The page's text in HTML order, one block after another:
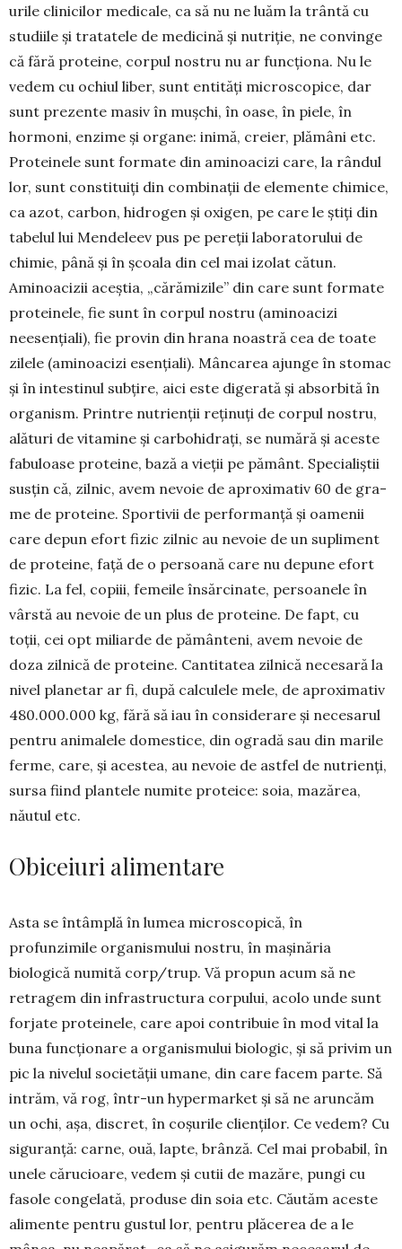
urile clinicilor medicale, ca să nu ne luăm la trântă cu
studiile și tratatele de medicină și nutriție, ne convinge
că fără proteine, corpul nostru nu ar funcționa. Nu le
vedem cu ochiul liber, sunt entități microscopice, dar
sunt prezente masiv în mușchi, în oase, în piele, în
hormoni, enzime și organe: inimă, creier, plămâni etc.
Proteinele sunt formate din aminoacizi care, la rândul
lor, sunt constituiți din combinații de elemente chimice,
ca azot, car­bon, hidrogen și oxigen, pe care le știți din
tabelul lui Mendeleev pus pe pereții laboratorului de
chimie, până și în școala din cel mai izolat cătun.
Aminoacizii aceștia, „cărămizile” din care sunt for­mate
proteinele, fie sunt în corpul nostru (ami­noacizi
neesențiali), fie provin din hrana noastră cea de toate
zilele (aminoacizi esențiali). Mâncarea ajunge în stomac
și în intestinul subțire, aici este digerată și absorbită în
organism. Prin­tre nutrienții reținuți de corpul nostru,
alături de vitamine și carbo­hidrați, se numără și aceste
fabuloase pro­teine, bază a vieții pe pământ. Spe­cialiștii
susțin că, zilnic, avem nevoie de aproximativ 60 de gra­
me de prote­ine. Sportivii de performanță și oa­menii
care depun efort fizic zilnic au nevoie de un supliment
de proteine, față de o persoană care nu depune efort
fizic. La fel, copiii, femeile în­sărci­nate, persoanele în
vârstă au ne­voie de un plus de proteine. De fapt, cu
toții, cei opt miliarde de pă­mân­teni, avem nevoie de
doza zilnică de proteine. Cantitatea zilnică necesară la
nivel planetar ar fi, după calculele mele, de aproximativ
480.000.000 kg, fără să iau în considerare și necesarul
pentru animalele domestice, din ogra­dă sau din marile
ferme, care, și acestea, au nevoie de astfel de nutri­enți,
sursa fiind plantele numite proteice: soia, ma­zărea,
năutul etc.
Obiceiuri alimentare
Asta se întâmplă în lumea microscopică, în
profunzimile organismului nostru, în mașinăria
biologică numită corp/trup. Vă propun acum să ne
retragem din infrastructura corpului, acolo unde sunt
forjate proteinele, care apoi contribuie în mod vital la
buna funcționare a organismului biologic, și să privim un
pic la nivelul societății umane, din care facem parte. Să
intrăm, vă rog, într-un hy­permarket și să ne aruncăm
un ochi, așa, discret, în coșurile clienților. Ce vedem? Cu
siguranță: carne, ouă, lapte, brânză. Cel mai probabil, în
unele cărucioare, vedem și cutii de mazăre, pungi cu
fasole congelată, produse din soia etc. Căutăm aceste
alimente pentru gustul lor, pentru plăcerea de a le